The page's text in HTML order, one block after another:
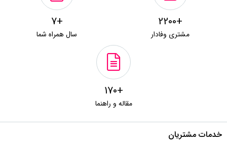
+2200
مشتری وفادار
+7
سال همراه شما
+170
مقاله و راهنما
خدمات مشتریان